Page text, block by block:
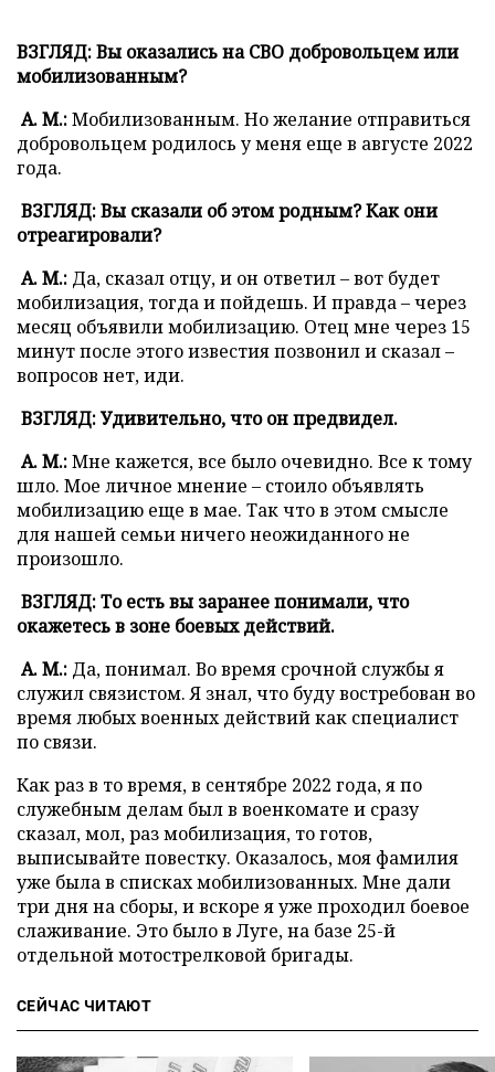
ВЗГЛЯД: Вы оказались на СВО добровольцем или
мобилизованным?
А. М.:Мобилизованным. Но желание отправиться
добровольцем родилось у меня еще в августе 2022
года.
ВЗГЛЯД: Вы сказали об этом родным? Как они
отреагировали?
А. М.: Да, сказал отцу, и он ответил – вот будет
мобилизация, тогда и пойдешь. И правда – через
месяц объявили мобилизацию. Отец мне через 15
минут после этого известия позвонил и сказал –
вопросов нет, иди.
ВЗГЛЯД: Удивительно, что он предвидел.
А. М.:Мне кажется, все было очевидно. Все к тому
шло. Мое личное мнение – стоило объявлять
мобилизацию еще в мае. Так что в этом смысле
для нашей семьи ничего неожиданного не
произошло.
ВЗГЛЯД: То есть вы заранее понимали, что
окажетесь в зоне боевых действий.
А. М.: Да, понимал. Во время срочной службы я
служил связистом. Я знал, что буду востребован во
время любых военных действий как специалист
по связи.
Как раз в то время, в сентябре 2022 года, я по
служебным делам был в военкомате и сразу
сказал, мол, раз мобилизация, то готов,
выписывайте повестку. Оказалось, моя фамилия
уже была в списках мобилизованных. Мне дали
три дня на сборы, и вскоре я уже проходил боевое
слаживание. Это было в Луге, на базе 25-й
отдельной мотострелковой бригады.
СЕЙЧАС ЧИТАЮТ